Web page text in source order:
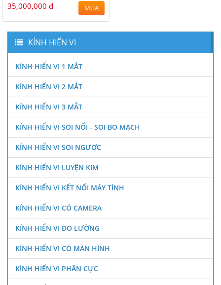
35,000,000 đ MUA
KÍNH HIỂN VI
KÍNH HIỂN VI 1 MẮT
KÍNH HIỂN VI 2 MẮT
KÍNH HIỂN VI 3 MẮT
KÍNH HIỂN VI SOI NỔI - SOI BO MẠCH
KÍNH HIỂN VI SOI NGƯỢC
KÍNH HIỂN VI LUYỆN KIM
KÍNH HIỂN VI KẾT NỐI MÁY TÍNH
KÍNH HIỂN VI CÓ CAMERA
KÍNH HIỂN VI ĐO LƯỜNG
KÍNH HIỂN VI CÓ MÀN HÌNH
KÍNH HIỂN VI PHÂN CỰC